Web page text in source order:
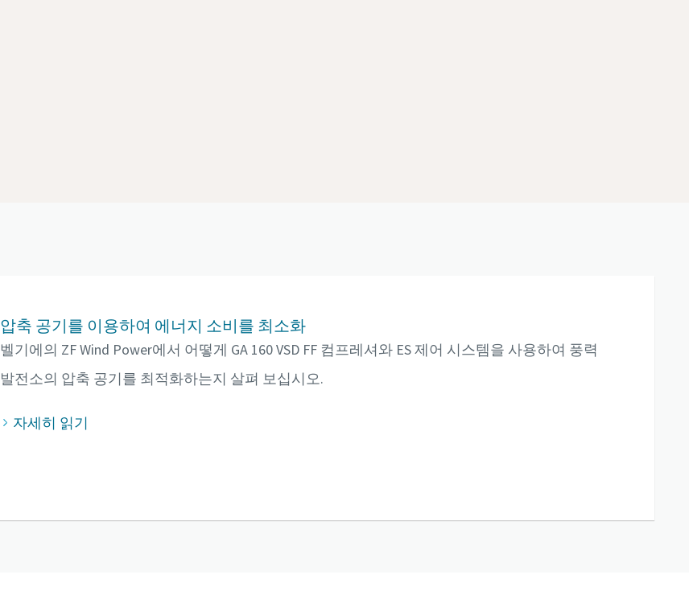
압축 공기를 이용하여 에너지 소비를 최소화
벨기에의 ZF Wind Power에서 어떻게 GA 160 VSD FF 컴프레셔와 ES 제어 시스템을 사용하여 풍력
발전소의 압축 공기를 최적화하는지 살펴 보십시오.
자세히 읽기